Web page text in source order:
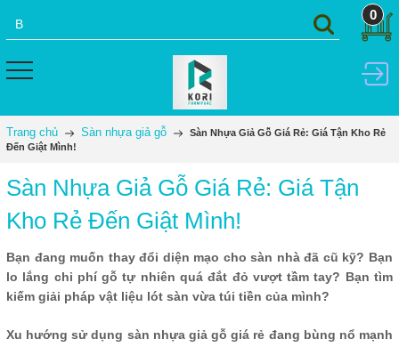
0
Trang chủ Sàn nhựa giả gỗ
Sàn Nhựa Giả Gỗ Giá Rẻ: Giá Tận Kho Rẻ
Đến Giật Mình!
Sàn Nhựa Giả Gỗ Giá Rẻ: Giá Tận
Kho Rẻ Đến Giật Mình!
Bạn đang muốn thay đổi diện mạo cho sàn nhà đã cũ kỹ? Bạn
lo lắng chi phí gỗ tự nhiên quá đắt đỏ vượt tầm tay? Bạn tìm
kiếm giải pháp vật liệu lót sàn vừa túi tiền của mình?
Xu hướng sử dụng sàn nhựa giả gỗ giá rẻ đang bùng nổ mạnh